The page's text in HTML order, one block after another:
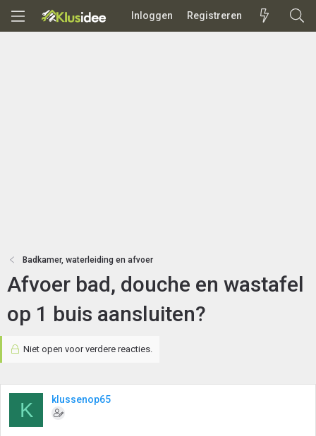
Inloggen Registreren
Badkamer, waterleiding en afvoer
Afvoer bad, douche en wastafel
op 1 buis aansluiten?
Niet open voor verdere reacties.
K klussenop65